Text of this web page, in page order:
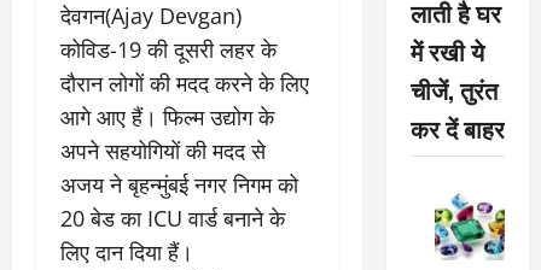
देवगन(Ajay Devgan)
कोविड-19 की दूसरी लहर के
दौरान लोगों की मदद करने के लिए
आगे आए हैं। फिल्म उद्योग के
अपने सहयोगियों की मदद से
अजय ने बृहन्मुंबई नगर निगम को
20 बेड का ICU वार्ड बनाने के
लिए दान दिया हैं।
लाती है घर
में रखी ये
चीजें, तुरंत
कर दें बाहर